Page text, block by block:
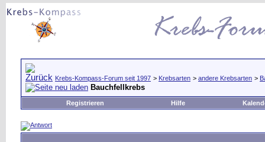
Krebs-Kompass-Forum seit 1997 > Krebsarten > andere Krebsarten >
Bauchfellkrebs
Registrieren Hilfe